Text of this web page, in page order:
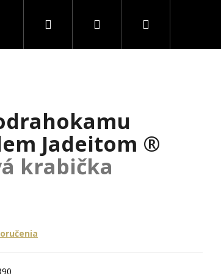
PRSTENE
Hľadať PrihlásenieNákupný
Jadeitom ®
krabička